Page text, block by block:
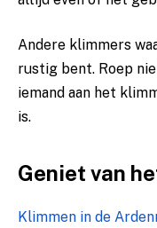
Andere klimmers
rustig bent. Roep
iemand aan het
is.
Geniet van
Klimmen in de